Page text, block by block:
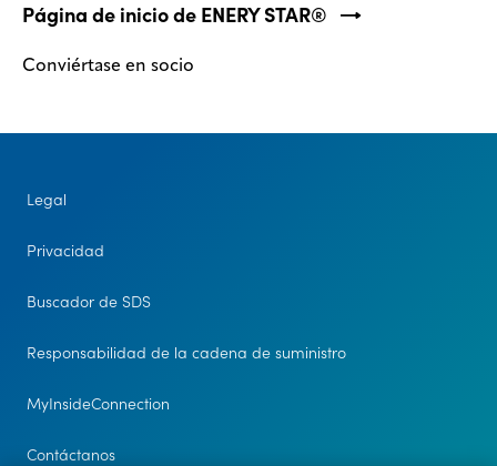
Página de inicio de ENERY STAR®
Conviértase en socio
Legal
Privacidad
Buscador de SDS
Responsabilidad de la cadena de suministro
MyInsideConnection
Contáctanos